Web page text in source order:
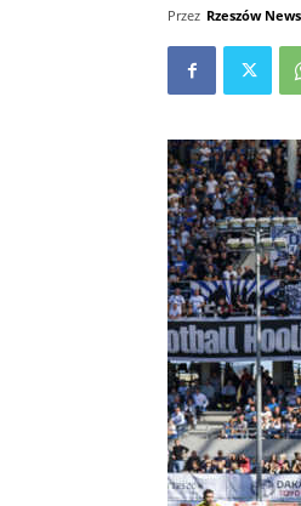
Przez Rzeszów News